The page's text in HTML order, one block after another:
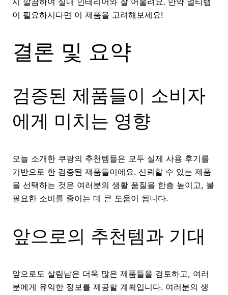
이 필요하시다면 이 제품을 고려해보세요!
결론 및 요약
검증된 제품들이 소비자
에게 미치는 영향
오늘 소개한 쿠팡의 추천템들은 모두 실제 사용 후기를
기반으로 한 검증된 제품들이에요. 신뢰할 수 있는 제품
을 선택하는 것은 여러분의 생활 품질을 한층 높이고, 불
필요한 소비를 줄이는 데 큰 도움이 됩니다.
앞으로의 추천템과 기대
앞으로도 살림남은 더욱 많은 제품들을 검토하고, 여러
분에게 유익한 정보를 제공할 계획입니다. 여러분의 생